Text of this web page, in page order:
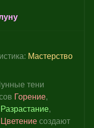
Мастерство
тени
Горение,
Разрастание,
Цветение создают